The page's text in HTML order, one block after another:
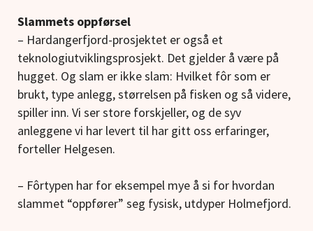
Slammets oppførsel
– Hardangerfjord-prosjektet er også et
teknologiutviklingsprosjekt. Det gjelder å være på
hugget. Og slam er ikke slam: Hvilket fôr som er
brukt, type anlegg, størrelsen på fisken og så videre,
spiller inn. Vi ser store forskjeller, og de syv
anleggene vi har levert til har gitt oss erfaringer,
forteller Helgesen.
– Fôrtypen har for eksempel mye å si for hvordan
slammet “oppfører” seg fysisk, utdyper Holmefjord.